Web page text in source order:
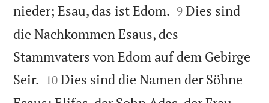
nieder; Esau, das ist Edom. 

9 Dies sind
die Nachkommen Esaus, des
Stammvaters von Edom auf dem Gebirge
Seir. 

10 Dies sind die Namen der Söhne